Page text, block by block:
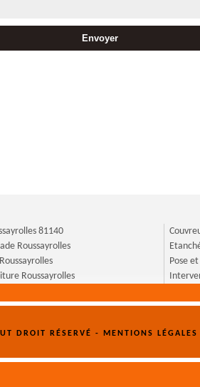
81140
Roussayrolles
Roussayrolles
Pose
DROIT RÉSERVÉ - MENTIONS LÉGALES